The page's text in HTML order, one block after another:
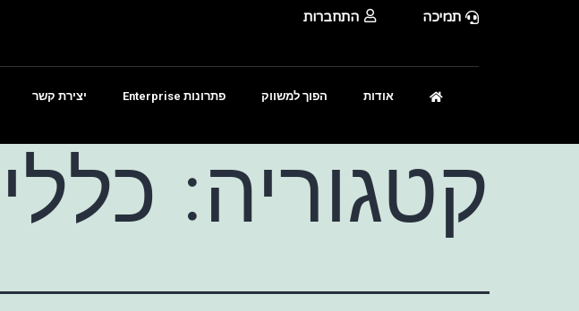
תמיכה התחברות
אודות הפוך למשווק פתרונות Enterprise יצירת קשר
קטגוריה: כללי